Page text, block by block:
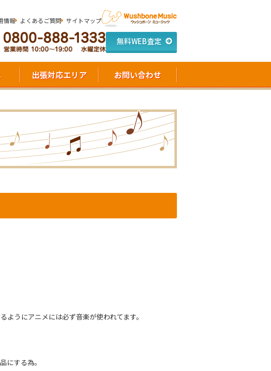
情報 よくあるご質問 サイトマップ
無料WEB査定
出張対応エリア お問い合わせ
うにアニメには必ず音楽が使われてます。
にする為。